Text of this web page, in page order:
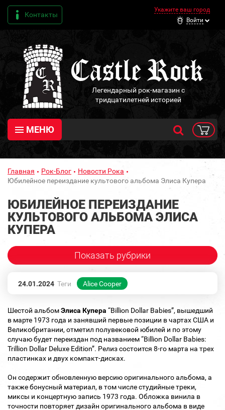
Контакты
Укажите ваш город
Войти
Легендарный рок-магазин с
тридцатилетней историей
МЕНЮ
Главная Рок-Блог
Новости Рока
Юбилейное переиздание культового альбома Элиса Купера
ЮБИЛЕЙНОЕ ПЕРЕИЗДАНИЕ
КУЛЬТОВОГО АЛЬБОМА ЭЛИСА
КУПЕРА
Показать рубрики
24.01.2024 Теги Alice Cooper
Шестой альбомЭлиса Купера “Billion Dollar Babies”, вышедший
в марте 1973 года и занявший первые позиции в чартах США и
Великобритании, отметил полувековой юбилей и по этому
случаю будет переиздан под названием “Billion Dollar Babies:
Trillion Dollar Deluxe Edition”. Релиз состоится 8-го марта на трех
пластинках и двух компакт-дисках.
Он содержит обновленную версию оригинального альбома, а
также бонусный материал, в том числе студийные треки,
миксы и концертную запись 1973 года. Обложка винила в
точности повторяет дизайн оригинального альбома в виде